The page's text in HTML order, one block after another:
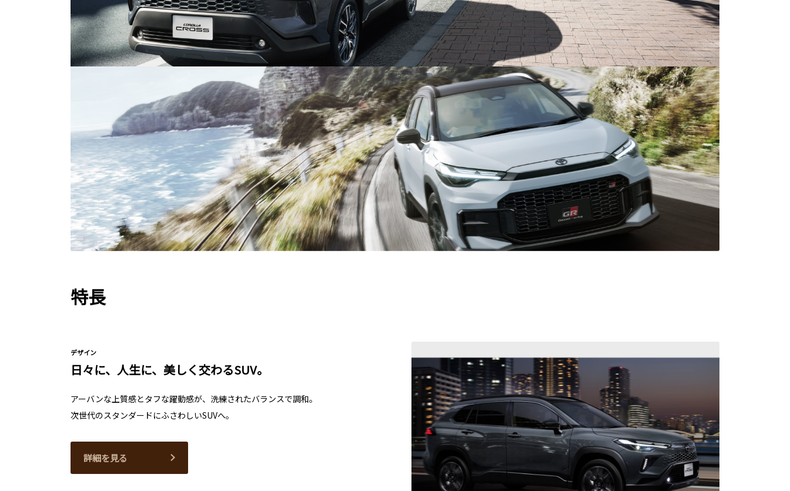
特長
デザイン
日々に、人生に、美しく交わるSUV。
アーバンな上質感とタフな躍動感が、洗練されたバランスで調和。
次世代のスタンダードにふさわしいSUVへ。
詳細を見る